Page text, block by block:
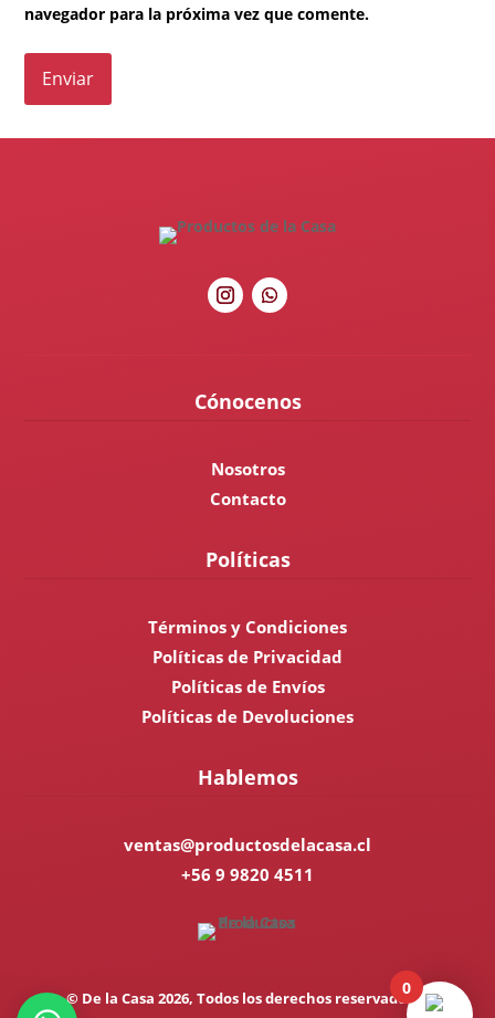
navegador para la próxima vez que comente.
Cónocenos
Nosotros
Contacto
Políticas
Términos y Condiciones
Políticas de Privacidad
Políticas de Envíos
Políticas de Devoluciones
Hablemos
ventas@productosdelacasa.cl
+56 9 9820 4511
© De la Casa 2026, Todos los derechos reservados. |
0